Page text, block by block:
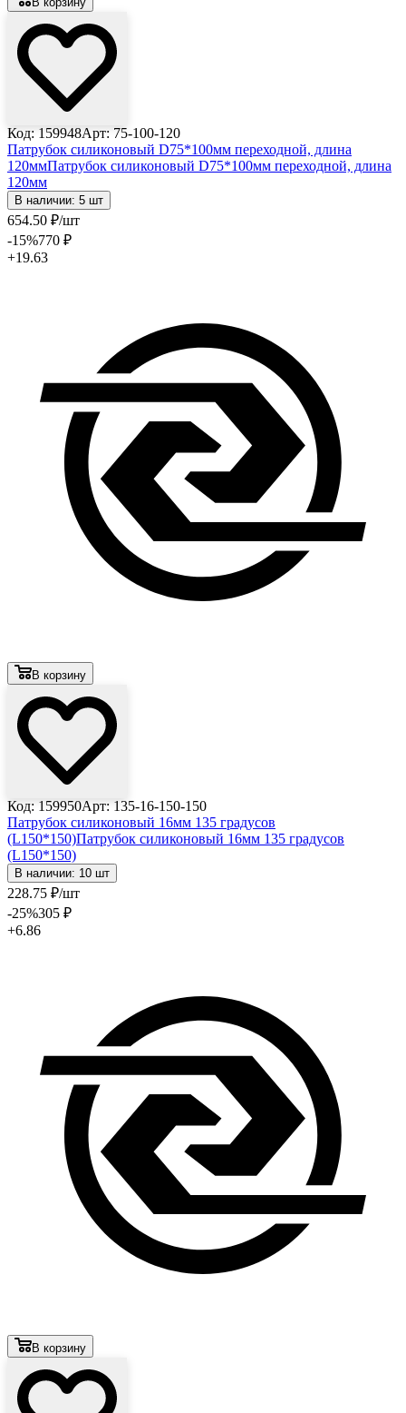
Код: 159948Арт: 75-100-120
Патрубок силиконовый D75*100мм переходной, длина
120ммПатрубок силиконовый D75*100мм переходной, длина
120мм
В наличии: 5 шт
654.50 ₽/шт
-15%770 ₽
+19.63
В корзину
Код: 159950Арт: 135-16-150-150
Патрубок силиконовый 16мм 135 градусов
(L150*150)Патрубок силиконовый 16мм 135 градусов
(L150*150)
В наличии: 10 шт
228.75 ₽/шт
-25%305 ₽
+6.86
В корзину